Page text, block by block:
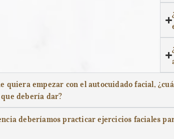
quiera empezar con el autocuidado facial,
debería dar?
deberíamos practicar ejercicios faciales